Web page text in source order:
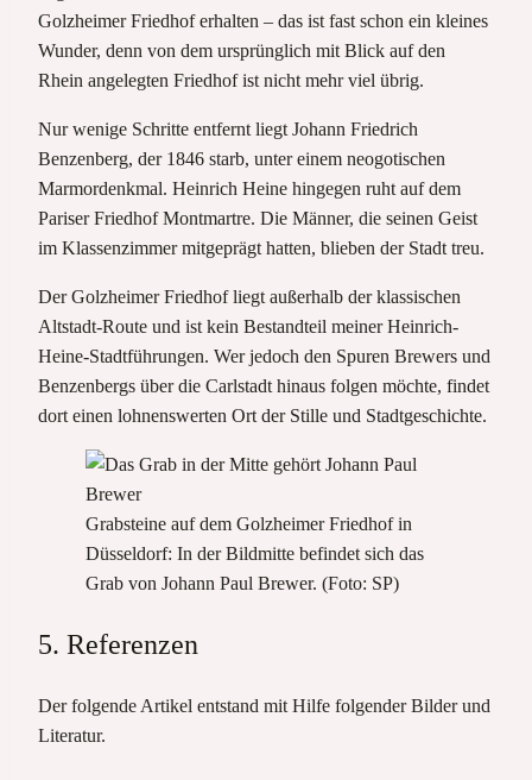
Golzheimer Friedhof erhalten – das ist fast schon ein kleines
Wunder, denn von dem ursprünglich mit Blick auf den
Rhein angelegten Friedhof ist nicht mehr viel übrig.
Nur wenige Schritte entfernt liegt Johann Friedrich
Benzenberg, der 1846 starb, unter einem neogotischen
Marmordenkmal. Heinrich Heine hingegen ruht auf dem
Pariser Friedhof Montmartre. Die Männer, die seinen Geist
im Klassenzimmer mitgeprägt hatten, blieben der Stadt treu.
Der Golzheimer Friedhof liegt außerhalb der klassischen
Altstadt-Route und ist kein Bestandteil meiner Heinrich-
Heine-Stadtführungen. Wer jedoch den Spuren Brewers und
Benzenbergs über die Carlstadt hinaus folgen möchte, findet
dort einen lohnenswerten Ort der Stille und Stadtgeschichte.
Grabsteine auf dem Golzheimer Friedhof in
Düsseldorf: In der Bildmitte befindet sich das
Grab von Johann Paul Brewer. (Foto: SP)
5. Referenzen
Der folgende Artikel entstand mit Hilfe folgender Bilder und
Literatur.